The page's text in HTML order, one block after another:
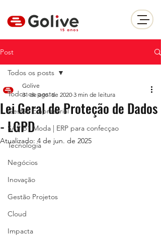
Post
Todos os posts
Gestão Empresarial
SAP B1 Moda | ERP para confecçao
Tecnologia
Negócios
Inovação
Gestão Projetos
Cloud
Impacta
Todos os posts
Lei Geral de Proteção de Dados
- LGPD
Golive
31 de ago. de 2020 3 min de leitura
Atualizado:4 de jun. de 2025